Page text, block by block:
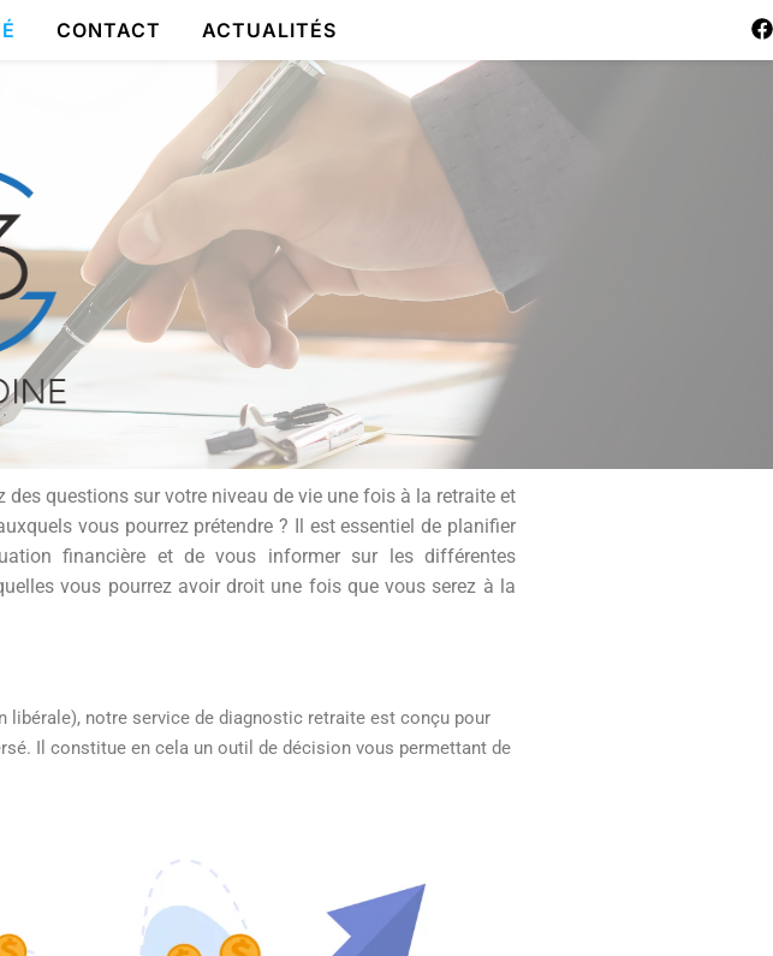
CONTACT ACTUALITÉS
des questions sur votre niveau de vie une fois à la retraite et
vous pourrez prétendre ? Il est essentiel de planifier
financière et de vous informer sur les différentes
vous pourrez avoir droit une fois que vous serez à la
notre service de diagnostic retraite est conçu pour
Il constitue en cela un outil de décision vous permettant de